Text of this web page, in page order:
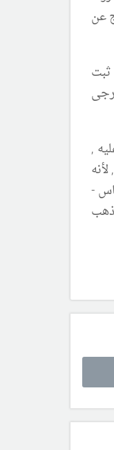
عن
ولما ثبت
,
لأنه
عباس -